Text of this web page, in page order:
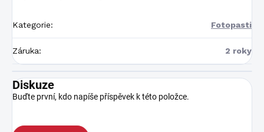
Kategorie: Fotopasti
Záruka: 2 roky
Diskuze
Buďte první, kdo napíše příspěvek k této položce.